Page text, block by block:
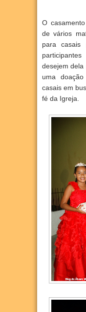
O
de vários
para casais
desejem
uma
casais em
fé da Igreja.